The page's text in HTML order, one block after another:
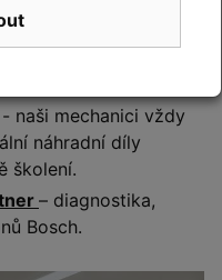
- naši mechanici vždy
náhradní díly
školení.
– diagnostika,
Bosch.